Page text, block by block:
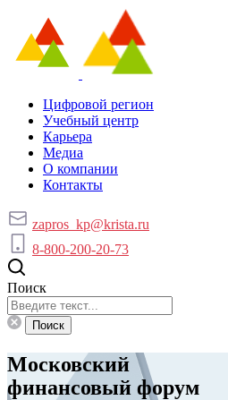
Цифровой регион
Учебный центр
Карьера
Медиа
О компании
Контакты
zapros_kp@krista.ru
8-800-200-20-73
Поиск
Поиск
Московский
финансовый форум